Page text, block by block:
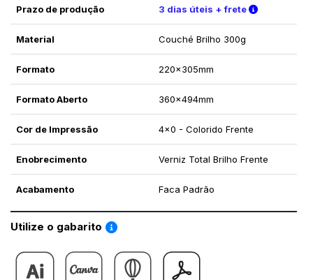
Prazo de produção 3 dias úteis + frete Verifique
Material Couché Brilho 300g
Formato 220x305mm
Formato Aberto 360x494mm
Cor de Impressão 4x0 - Colorido Frente
Enobrecimento Verniz Total Brilho Frente
Acabamento Faca Padrão
Utilize o gabarito Saiba como utilizar os nossos gabaritos